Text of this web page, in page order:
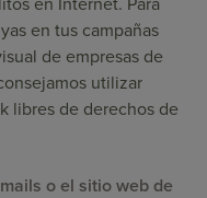
en Internet. Para
en tus campañas
de empresas de
utilizar
libres de derechos de
o el sitio web de